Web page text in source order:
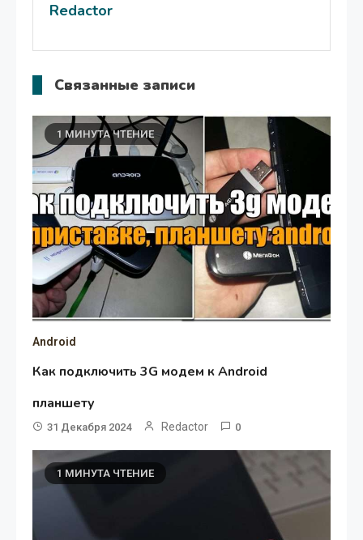
Redactor
Связанные записи
1 МИНУТА ЧТЕНИЕ
Android
Как подключить 3G модем к Android
планшету
31 Декабря 2024 Redactor 0
1 МИНУТА ЧТЕНИЕ